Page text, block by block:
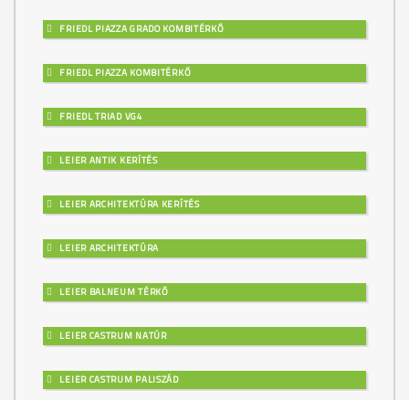
FRIEDL PIAZZA GRADO KOMBITÉRKŐ
FRIEDL PIAZZA KOMBITÉRKŐ
FRIEDL TRIAD VG4
LEIER ANTIK KERÍTÉS
LEIER ARCHITEKTÚRA KERÍTÉS
LEIER ARCHITEKTÚRA
LEIER BALNEUM TÉRKŐ
LEIER CASTRUM NATÚR
LEIER CASTRUM PALISZÁD